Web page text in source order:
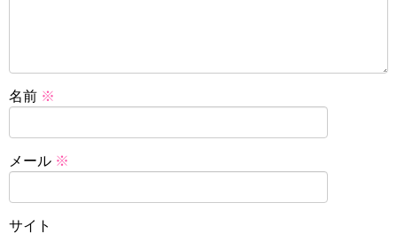
名前 ※
メール ※
サイト